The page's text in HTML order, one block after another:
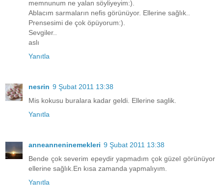
memnunum ne yalan söyliyeyim:).
Ablacım sarmaların nefis görünüyor. Ellerine sağlık..
Prensesimi de çok öpüyorum:).
Sevgiler..
aslı
Yanıtla
nesrin 9 Şubat 2011 13:38
Mis kokusu buralara kadar geldi. Ellerine saglik.
Yanıtla
anneanneninemekleri 9 Şubat 2011 13:38
Bende çok severim epeydir yapmadım çok güzel görünüyor
ellerine sağlık.En kısa zamanda yapmalıyım.
Yanıtla